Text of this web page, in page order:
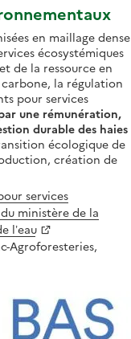
en maillage dense
écosystémiques
de la ressource en
la régulation
pour services
une rémunération,
durable des haies
écologique de
création de
services
ministère de la
l’eau
Agroforesteries,